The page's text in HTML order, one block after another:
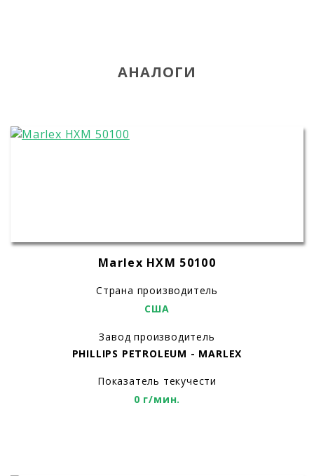
АНАЛОГИ
Marlex HXM 50100
Страна производитель
США
Завод производитель
PHILLIPS PETROLEUM - MARLEX
Показатель текучести
0 г/мин.